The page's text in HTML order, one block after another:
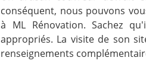
conséquent, nous pouvons
à ML Rénovation. Sachez
appropriés. La visite de son
renseignements